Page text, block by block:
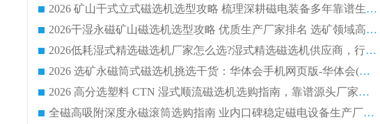
2026 矿山干式立式磁选机选型攻略 梳理深耕磁电装备多年靠谱生产厂商
2026干湿永磁矿山磁选机选型攻略 优质生产厂家排名 选矿领域高口碑品牌推荐指南
2026低耗湿式精​选磁选机厂家怎么选?湿式精选磁选机供应商，行业认可度较高生产厂家华体会手机网页版-华体会(中国) 全面解析
2026 选矿永磁筒式磁选机挑选干货：华体会手机网页版-华体会(中国) 源头厂，绿色高效实力出众
2026 高分选塑料 CTN 湿式顺流磁选机选购指南，靠谱源头厂家华体会手机网页版-华体会(中国) 详解
全磁高吸附深度永磁滚筒选购指南 业内口碑稳定磁电设备生产厂家详细推荐